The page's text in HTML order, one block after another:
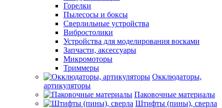
Горелки
Пылесосы и боксы
Сверлильные устройства
Вибростолики
Устройства для моделирования восками
Запчасти, аксессуары
Микромоторы
Триммеры
Окклюдаторы,
артикуляторы
Паковочные материалы
Штифты (пины), сверла